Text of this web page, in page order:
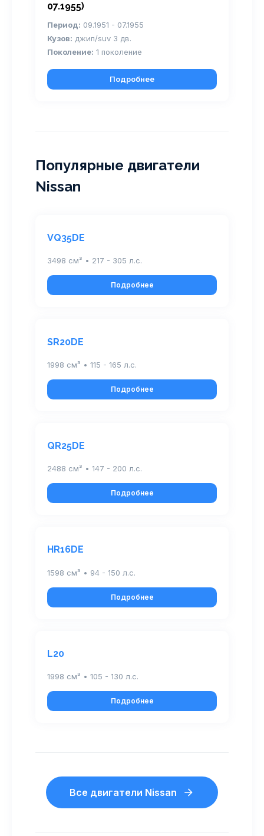
07.1955)
Период: 09.1951 - 07.1955
Кузов: джип/suv 3 дв.
Поколение: 1 поколение
Подробнее
Популярные двигатели
Nissan
VQ35DE
3498 см³ • 217 - 305 л.с.
Подробнее
SR20DE
1998 см³ • 115 - 165 л.с.
Подробнее
QR25DE
2488 см³ • 147 - 200 л.с.
Подробнее
HR16DE
1598 см³ • 94 - 150 л.с.
Подробнее
L20
1998 см³ • 105 - 130 л.с.
Подробнее
Все двигатели Nissan